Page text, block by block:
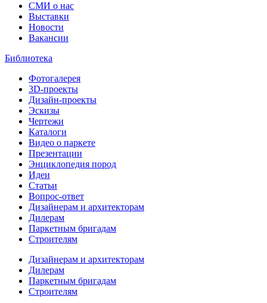
СМИ о нас
Выставки
Новости
Вакансии
Библиотека
Фотогалерея
3D-проекты
Дизайн-проекты
Эскизы
Чертежи
Каталоги
Видео о паркете
Презентации
Энциклопедия пород
Идеи
Статьи
Вопрос-ответ
Дизайнерам и архитекторам
Дилерам
Паркетным бригадам
Строителям
Дизайнерам и архитекторам
Дилерам
Паркетным бригадам
Строителям